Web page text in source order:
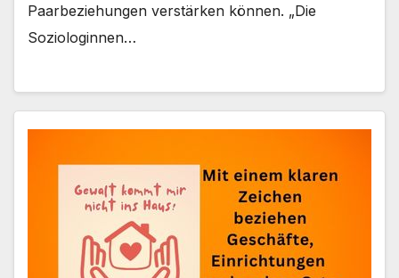
Paarbeziehungen verstärken können. „Die
Soziologinnen…